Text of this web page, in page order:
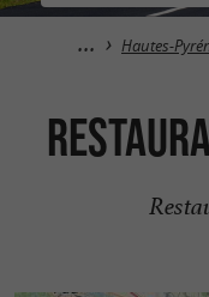
Hautes-